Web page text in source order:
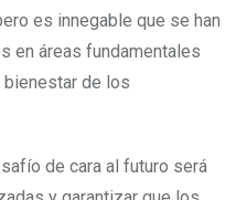
es innegable que se han
en áreas fundamentales
de los
de cara al futuro será